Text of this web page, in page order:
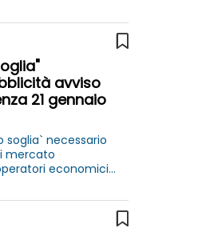
avviso
21 gennaio
necessario
mercato
economici
da consultare